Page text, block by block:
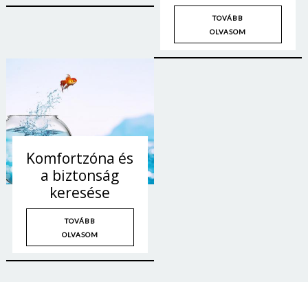
TOVÁBB
OLVASOM
Komfortzóna és
a biztonság
keresése
TOVÁBB
OLVASOM